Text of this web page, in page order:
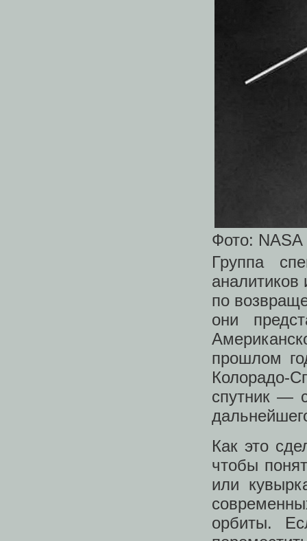
Фото: NASA
Группа
по
они
прошлом
Колорадо-
спутник —
Как это
чтобы
или
орбиты.